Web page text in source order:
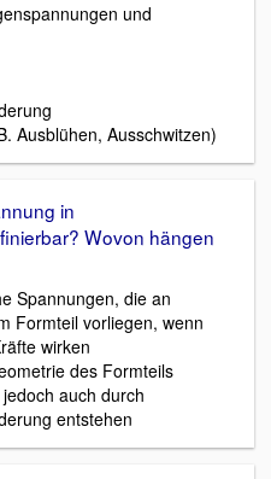
und
Ausblühen, Ausschwitzen)
in
Wovon hängen
Spannungen, die an
Formteil vorliegen, wenn
wirken
des Formteils
auch durch
entstehen